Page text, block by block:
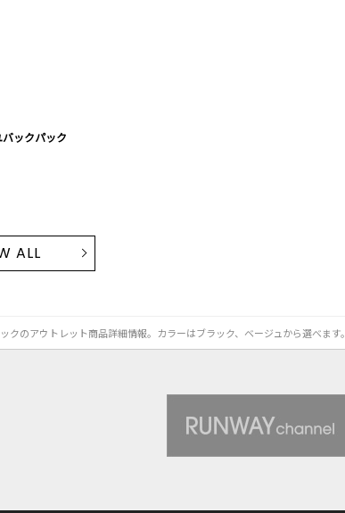
ックパック
ALL
のアウトレット商品詳細情報。カラーはブラック、ベージュから選べます。